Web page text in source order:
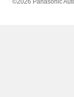
©2026 Panasonic